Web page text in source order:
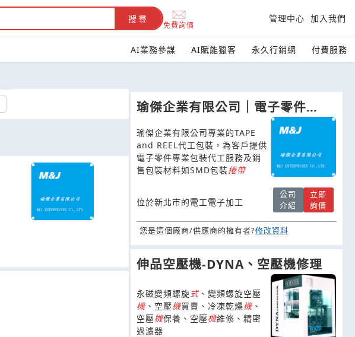
搜尋
免費詢價
管理中心 加入我們
AI業務參謀 AI賦能獵客 永久行銷網 付費服務
瑜傑企業有限公司｜電子零件
TAPE and REEL捲帶載帶包裝代
工
瑜傑企業有限公司專業的TAPE
and REEL代工包裝，為客戶提供
電子零件專業包裝代工服務及銷
售包裝材料如SMD包裝捲帶
位於新北市的電工電子加工
公司
介紹
立即
詢價
您是這個廠商/供應商的擁有者?修改資料
伸品空壓機-DYNA、空壓機修理
永磁變頻螺旋式、變頻螺旋空壓
機 、空壓機買賣、冷凍乾燥機 、
空壓機保養、空壓機維修、精密
過濾器